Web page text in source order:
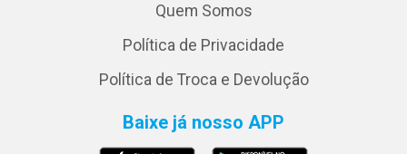
Quem Somos
Política de Privacidade
Política de Troca e Devolução
Baixe já nosso APP